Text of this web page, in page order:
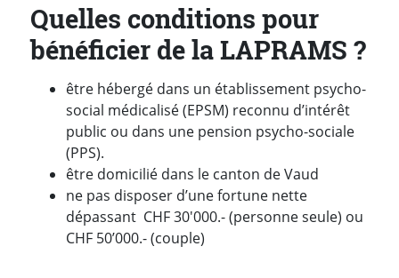
Quelles conditions pour
bénéficier de la LAPRAMS ?
être hébergé dans un établissement psycho-
social médicalisé (EPSM) reconnu d’intérêt
public ou dans une pension psycho-sociale
(PPS).
être domicilié dans le canton de Vaud
ne pas disposer d’une fortune nette
dépassant CHF 30'000.- (personne seule) ou
CHF 50’000.- (couple)